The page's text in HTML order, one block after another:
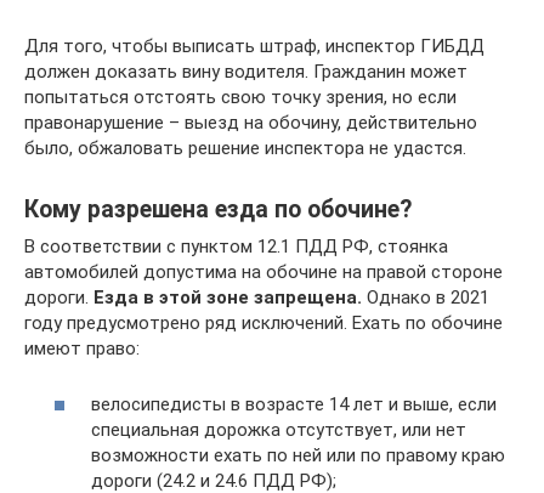
Для того, чтобы выписать штраф, инспектор ГИБДД
должен доказать вину водителя. Гражданин может
попытаться отстоять свою точку зрения, но если
правонарушение – выезд на обочину, действительно
было, обжаловать решение инспектора не удастся.
Кому разрешена езда по обочине?
В соответствии с пунктом 12.1 ПДД РФ, стоянка
автомобилей допустима на обочине на правой стороне
дороги. Езда в этой зоне запрещена. Однако в 2021
году предусмотрено ряд исключений. Ехать по обочине
имеют право:
велосипедисты в возрасте 14 лет и выше, если
специальная дорожка отсутствует, или нет
возможности ехать по ней или по правому краю
дороги (24.2 и 24.6 ПДД РФ);